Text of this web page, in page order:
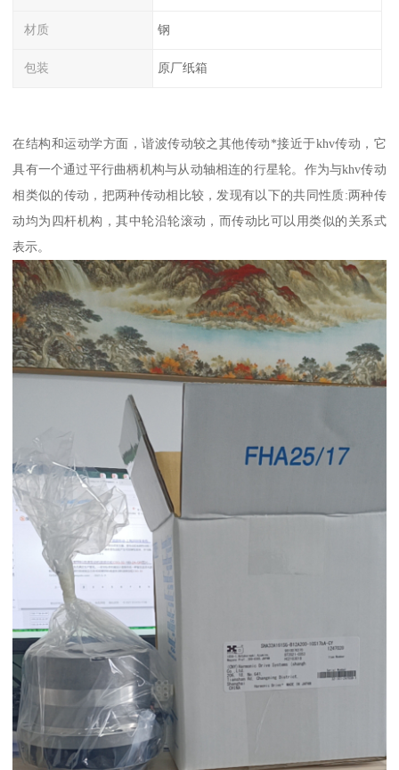
材质 钢
包装 原厂纸箱
在结构和运动学方面，谐波传动较之其他传动*接近于khv传动，它
具有一个通过平行曲柄机构与从动轴相连的行星轮。作为与khv传动
相类似的传动，把两种传动相比较，发现有以下的共同性质:两种传
动均为四杆机构，其中轮沿轮滚动，而传动比可以用类似的关系式
表示。